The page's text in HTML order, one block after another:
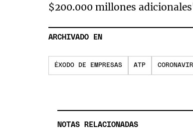
$200.000 millones
ARCHIVADO EN
ÉXODO DE EMPRESAS ATP
NOTAS RELACIONADAS